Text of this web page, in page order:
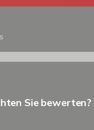
Sie bewerten?